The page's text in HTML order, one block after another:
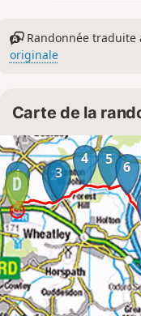
Randonnée
originale
Carte de la
1 23
4 5 6